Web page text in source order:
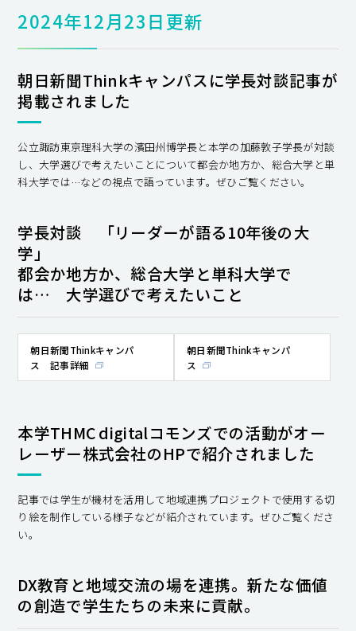
2024年12月23日更新
朝日新聞Thinkキャンパス​に学長対談記事が
掲載されました
公立諏訪東京理科大学の濱田州博学長と本学の加藤敦子学長が対談
し、大学選びで考えたいことについて都会か地方か、総合大学と単
科大学では…などの視点で語っています。ぜひご覧ください。
学長対談 「リーダーが語る10年後の大
学」
都会か地方か、総合大学と単科大学で
は… 大学選びで考えたいこと​
朝日新聞Thinkキャンパ
ス 記事詳細
朝日新聞Thinkキャンパ
ス
本学THMC digitalコモンズでの活動がオー
レーザー株式会社のHPで紹介されました
記事では学生が機材を活用して地域連携プロジェクトで使用する切
り絵を制作している様子などが紹介されています。ぜひご覧くださ
い。
DX教育と地域交流の場を連携。新たな価値
の創造で学生たちの未来に貢献。